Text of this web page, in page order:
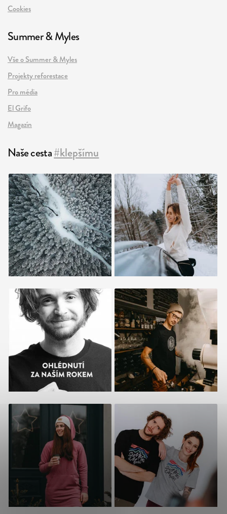
Cookies
Summer & Myles
Vše o Summer & Myles
Projekty reforestace
Pro média
El Grifo
Magazín
Naše cesta#klepšímu